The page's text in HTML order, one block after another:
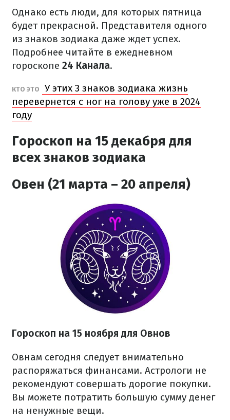
Однако есть люди, для которых пятница
будет прекрасной. Представителя одного
из знаков зодиака даже ждет успех.
Подробнее читайте в ежедневном
гороскопе 24 Канала.
КТО ЭТО
У этих 3 знаков зодиака жизнь
перевернется с ног на голову уже в 2024
году
Гороскоп на 15 декабря для
всех знаков зодиака
Овен (21 марта – 20 апреля)
Гороскоп на 15 ноября для Овнов
Овнам сегодня следует внимательно
распоряжаться финансами. Астрологи не
рекомендуют совершать дорогие покупки.
Вы можете потратить большую сумму денег
на ненужные вещи.